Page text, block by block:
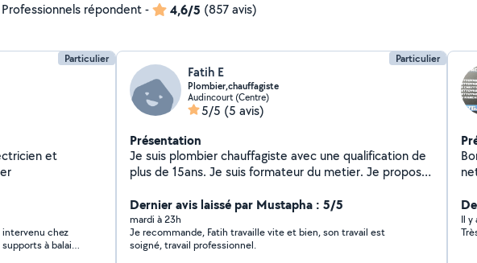
répondent- 4,6/5 (857 avis)
Particulier
et
chez
à balais,
Particulier
Fatih E
Plombier,chauffagiste
Audincourt (Centre)
5/5 (5 avis)
Présentation
Je suis plombier chauffagiste avec une qualification de
plus de 15ans. Je suis formateur du metier. Je propose
-montage de meuble Je propose mes services a des
prix tres raisonnable.
Dernier avis laissé par Mustapha : 5/5
mardi à 23h
Je recommande, Fatih travaille vite et bien, son travail est
soigné, travail professionnel.
Il y